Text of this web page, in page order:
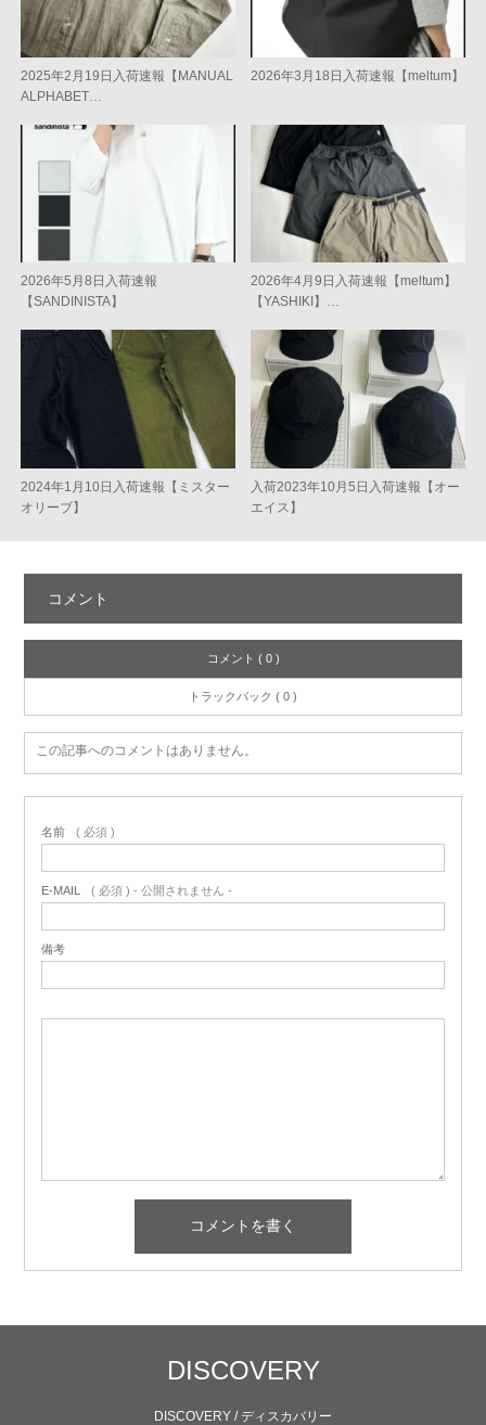
2025年2月19日入荷速報【MANUAL
ALPHABET…
2026年3月18日入荷速報【meltum】
2026年5月8日入荷速報
【SANDINISTA】
2026年4月9日入荷速報【meltum】
【YASHIKI】…
2024年1月10日入荷速報【ミスター
オリーブ】
入荷2023年10月5日入荷速報【オー
エイス】
コメント
コメント ( 0 )
トラックバック ( 0 )
この記事へのコメントはありません。
名前 ( 必須 )
E-MAIL ( 必須 ) - 公開されません -
備考
DISCOVERY
DISCOVERY / ディスカバリー